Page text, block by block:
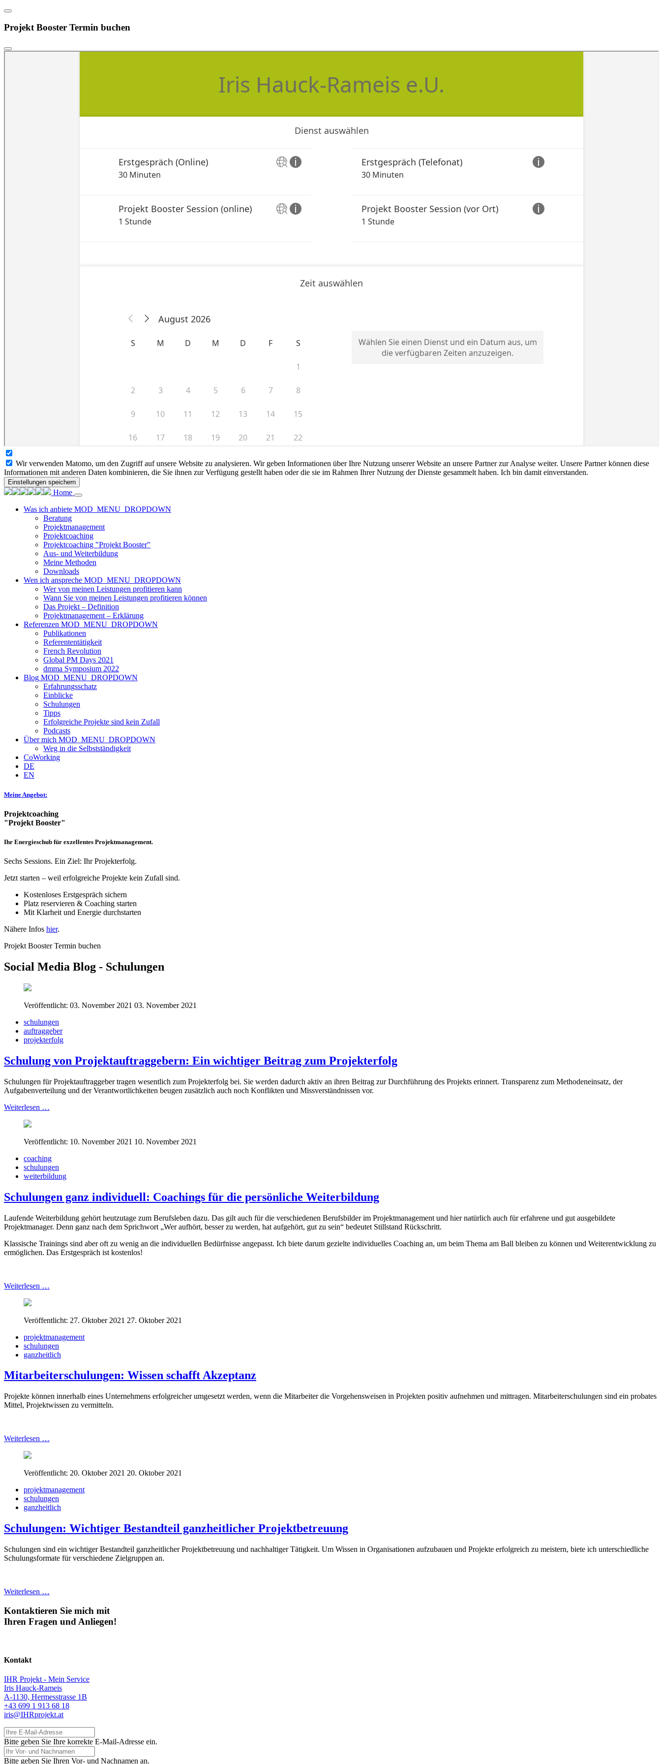
Projekt Booster Termin buchen
Wir verwenden Matomo, um den Zugriff auf unsere Website zu analysieren. Wir geben Informationen über Ihre Nutzung unserer Website an unsere Partner zur Analyse weiter. Unsere Partner können diese
Informationen mit anderen Daten kombinieren, die Sie ihnen zur Verfügung gestellt haben oder die sie im Rahmen Ihrer Nutzung der Dienste gesammelt haben. Ich bin damit einverstanden.
Einstellungen speichern
Home
Was ich anbiete MOD_MENU_DROPDOWN
Beratung
Projektmanagement
Projektcoaching
Projektcoaching "Projekt Booster"
Aus- und Weiterbildung
Meine Methoden
Downloads
Wen ich anspreche MOD_MENU_DROPDOWN
Wer von meinen Leistungen profitieren kann
Wann Sie von meinen Leistungen profitieren können
Das Projekt – Definition
Projektmanagement – Erklärung
Referenzen MOD_MENU_DROPDOWN
Publikationen
Referententätigkeit
French Revolution
Global PM Days 2021
dmma Symposium 2022
Blog MOD_MENU_DROPDOWN
Erfahrungsschatz
Einblicke
Schulungen
Tipps
Erfolgreiche Projekte sind kein Zufall
Podcasts
Über mich MOD_MENU_DROPDOWN
Weg in die Selbstständigkeit
CoWorking
DE
EN
Meine Angebot:
Projektcoaching
"Projekt Booster"
Ihr Energieschub für exzellentes Projektmanagement.
Sechs Sessions. Ein Ziel: Ihr Projekterfolg.
Jetzt starten – weil erfolgreiche Projekte kein Zufall sind.
Kostenloses Erstgespräch sichern
Platz reservieren & Coaching starten
Mit Klarheit und Energie durchstarten
Nähere Infos hier.
Projekt Booster Termin buchen
Social Media Blog - Schulungen
Veröffentlicht: 03. November 2021 03. November 2021
schulungen
auftraggeber
projekterfolg
Schulung von Projektauftraggebern: Ein wichtiger Beitrag zum Projekterfolg
Schulungen für Projektauftraggeber tragen wesentlich zum Projekterfolg bei. Sie werden dadurch aktiv an ihren Beitrag zur Durchführung des Projekts erinnert. Transparenz zum Methodeneinsatz, der
Aufgabenverteilung und der Verantwortlichkeiten beugen zusätzlich auch noch Konflikten und Missverständnissen vor.
Weiterlesen …
Veröffentlicht: 10. November 2021 10. November 2021
coaching
schulungen
weiterbildung
Schulungen ganz individuell: Coachings für die persönliche Weiterbildung
Laufende Weiterbildung gehört heutzutage zum Berufsleben dazu. Das gilt auch für die verschiedenen Berufsbilder im Projektmanagement und hier natürlich auch für erfahrene und gut ausgebildete
Projektmanager. Denn ganz nach dem Sprichwort „Wer aufhört, besser zu werden, hat aufgehört, gut zu sein“ bedeutet Stillstand Rückschritt.
Klassische Trainings sind aber oft zu wenig an die individuellen Bedürfnisse angepasst. Ich biete darum gezielte individuelles Coaching an, um beim Thema am Ball bleiben zu können und Weiterentwicklung zu
ermöglichen. Das Erstgespräch ist kostenlos!
Weiterlesen …
Veröffentlicht: 27. Oktober 2021 27. Oktober 2021
projektmanagement
schulungen
ganzheitlich
Mitarbeiterschulungen: Wissen schafft Akzeptanz
Projekte können innerhalb eines Unternehmens erfolgreicher umgesetzt werden, wenn die Mitarbeiter die Vorgehensweisen in Projekten positiv aufnehmen und mittragen. Mitarbeiterschulungen sind ein probates
Mittel, Projektwissen zu vermitteln.
Weiterlesen …
Veröffentlicht: 20. Oktober 2021 20. Oktober 2021
projektmanagement
schulungen
ganzheitlich
Schulungen: Wichtiger Bestandteil ganzheitlicher Projektbetreuung
Schulungen sind ein wichtiger Bestandteil ganzheitlicher Projektbetreuung und nachhaltiger Tätigkeit. Um Wissen in Organisationen aufzubauen und Projekte erfolgreich zu meistern, biete ich unterschiedliche
Schulungsformate für verschiedene Zielgruppen an.
Weiterlesen …
Kontaktieren Sie mich mit
Ihren Fragen und Anliegen!
Kontakt
IHR Projekt - Mein Service
Iris Hauck-Rameis
A-1130, Hermesstrasse 1B
+43 699 1 913 68 18
iris@IHRprojekt.at
Ihre E-Mail-Adresse
Bitte geben Sie Ihre korrekte E-Mail-Adresse ein.
Ihr Vor- und Nachnamen
Bitte geben Sie Ihren Vor- und Nachnamen an.